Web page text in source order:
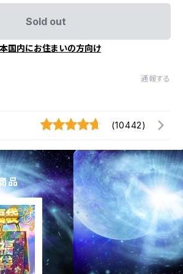
Sold out
国内にお住まいの方向け
通報する
(10442)
品